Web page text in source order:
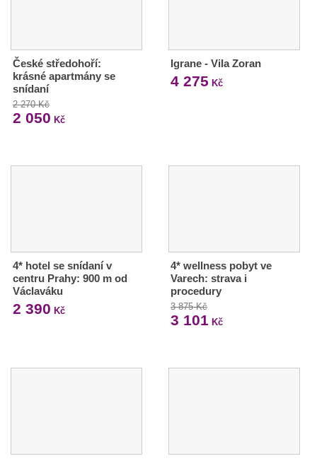
České středohoří:
krásné apartmány se
snídaní
2 270 Kč
2 050 Kč
Igrane - Vila Zoran
4 275 Kč
4* hotel se snídaní v
centru Prahy: 900 m od
Václaváku
2 390 Kč
4* wellness pobyt ve
Varech: strava i
procedury
3 875 Kč
3 101 Kč